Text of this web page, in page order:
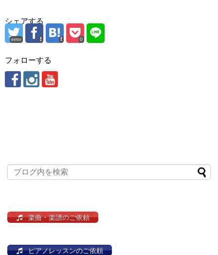
シェアする
error 0
フォローする
楽曲・楽譜のご依頼
ピアノレッスンのご依頼